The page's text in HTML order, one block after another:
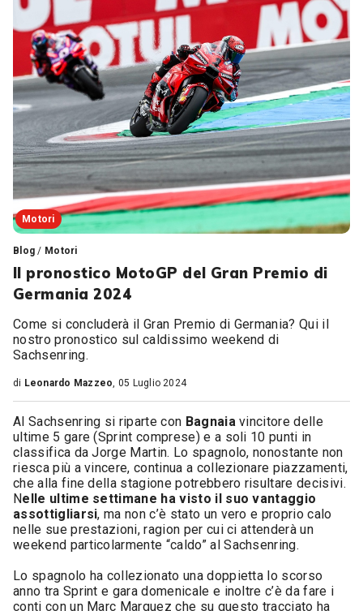
Motori
Blog / Motori
Il pronostico MotoGP del Gran Premio di
Germania 2024
Come si concluderà il Gran Premio di Germania? Qui il
nostro pronostico sul caldissimo weekend di
Sachsenring.
di Leonardo Mazzeo, 05 Luglio 2024
Al Sachsenring si riparte con Bagnaiavincitore delle
ultime 5 gare (Sprint comprese) e a soli 10 punti in
classifica da Jorge Martin. Lo spagnolo, nonostante non
riesca più a vincere, continua a collezionare piazzamenti,
che alla fine della stagione potrebbero risultare decisivi.
Nelle ultime settimane ha visto il suo vantaggio
assottigliarsi, ma non c’è stato un vero e proprio calo
nelle sue prestazioni, ragion per cui ci attenderà un
weekend particolarmente “caldo” al Sachsenring.
Lo spagnolo ha collezionato una doppietta lo scorso
anno tra Sprint e gara domenicale e inoltre c’è da fare i
conti con un Marc Marquez che su questo tracciato ha